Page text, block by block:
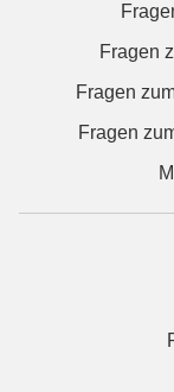
Fragen
Fragen
Fragen